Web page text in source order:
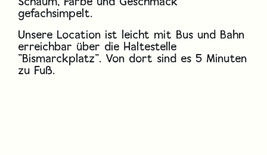
gefachsimpelt.
Unsere Location ist leicht mit Bus und Bahn
erreichbar über die Haltestelle
"Bismarckplatz". Von dort sind es 5 Minuten
zu Fuß.